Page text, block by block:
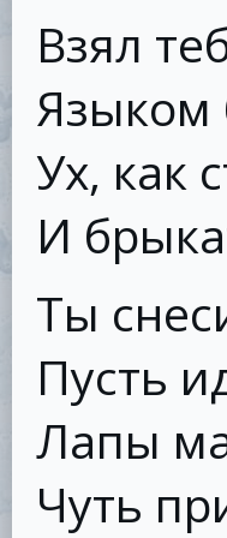
Взял
Языком
Ух, как
И
Ты
Пусть
Лапы
Чуть